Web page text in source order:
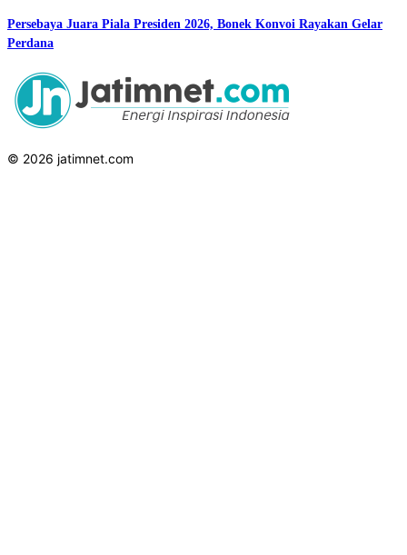
Persebaya Juara Piala Presiden 2026, Bonek Konvoi Rayakan Gelar
Perdana
© 2026 jatimnet.com